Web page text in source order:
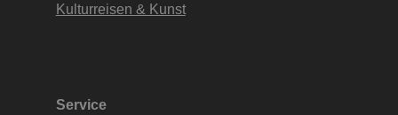
Kulturreisen & Kunst
Service